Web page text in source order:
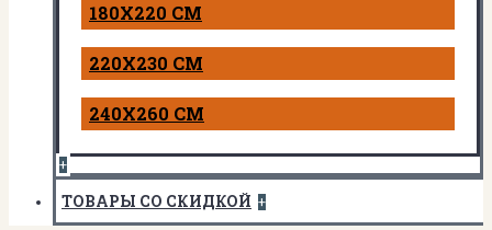
180Х220 СМ
220Х230 СМ
240Х260 СМ
+
ТОВАРЫ СО СКИДКОЙ +